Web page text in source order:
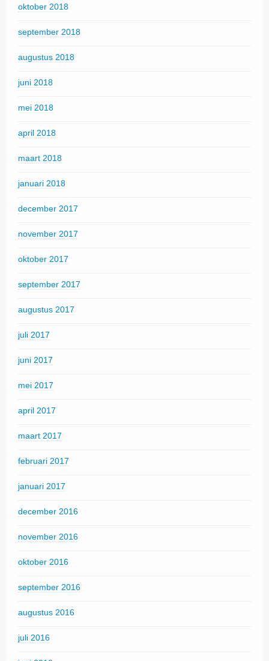
oktober 2018
september 2018
augustus 2018
juni 2018
mei 2018
april 2018
maart 2018
januari 2018
december 2017
november 2017
oktober 2017
september 2017
augustus 2017
juli 2017
juni 2017
mei 2017
april 2017
maart 2017
februari 2017
januari 2017
december 2016
november 2016
oktober 2016
september 2016
augustus 2016
juli 2016